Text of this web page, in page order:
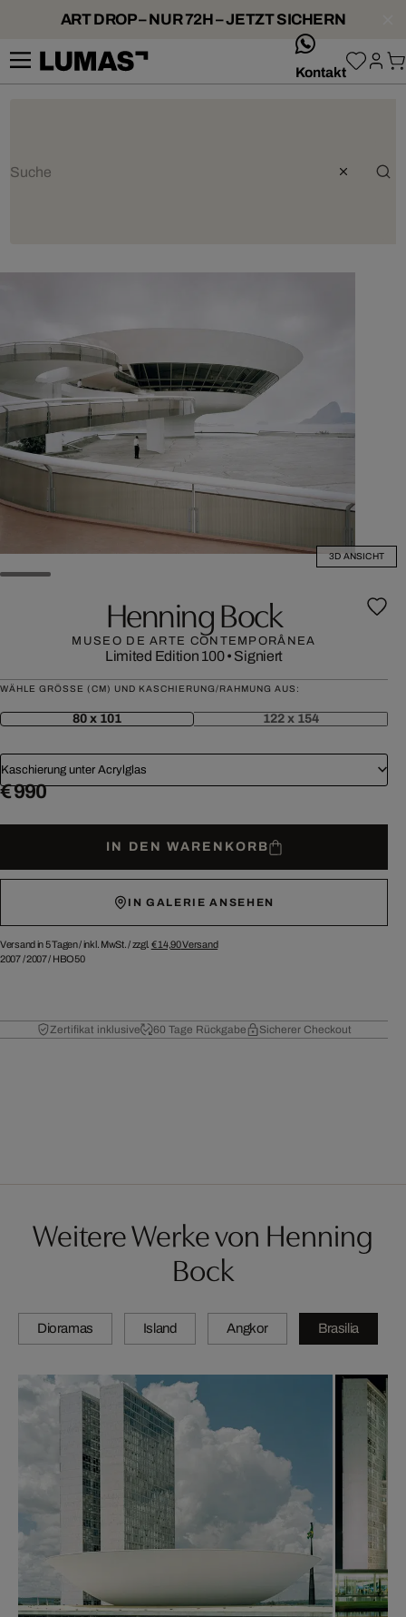
ART DROP – NUR 72H – JETZT SICHERN
Kontakt
3D ANSICHT
Henning Bock
MUSEO DE ARTE CONTEMPORÂNEA
Limited Edition 100• Signiert
WÄHLE GRÖSSE (CM) UND KASCHIERUNG/RAHMUNG AUS:
80 x 101 122 x 154
Kaschierung unter Acrylglas
€ 990
IN DEN WARENKORB
IN GALERIE ANSEHEN
Versand in 5 Tagen /inkl. MwSt. / zzgl. € 14,90Versand
2007/2007/ HBO50
Zertifikat inklusive 60 Tage Rückgabe Sicherer Checkout
Weitere Werke von Henning
Bock
Dioramas Island Angkor Brasilia